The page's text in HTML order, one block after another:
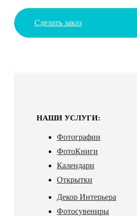
Сделать заказ
НАШИ УСЛУГИ:
Фотографии
ФотоКниги
Календари
Открытки
Декор Интерьера
Фотосувениры